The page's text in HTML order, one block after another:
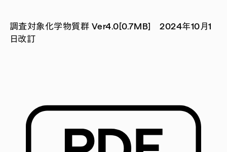
調査対象化学物質群 Ver4.0[0.7MB] 2024年10月1
日改訂